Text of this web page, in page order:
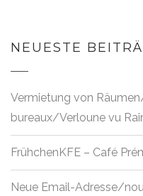
NEUESTE
Vermietung von
bureaux/Verloune vu
FrühchenKFE – Café
Neue Email-Adresse/